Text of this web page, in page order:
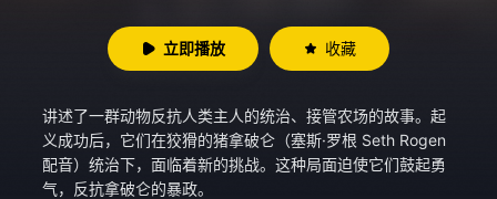
立即播放 收藏
讲述了一群动物反抗人类主人的统治、接管农场的故事。起
义成功后，它们在狡猾的猪拿破仑（塞斯·罗根 Seth Rogen
配音）统治下，面临着新的挑战。这种局面迫使它们鼓起勇
气，反抗拿破仑的暴政。